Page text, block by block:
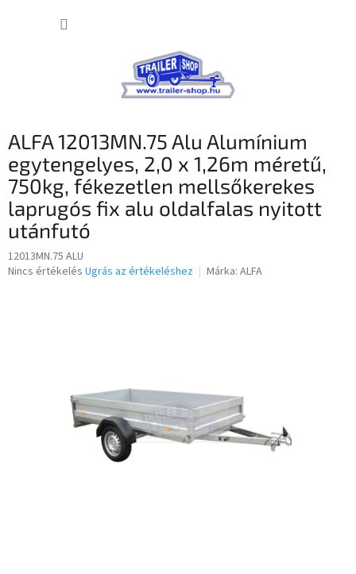
ALFA 12013MN.75 Alu Alumínium
egytengelyes, 2,0 x 1,26m méretű,
750kg, fékezetlen mellsőkerekes
laprugós fix alu oldalfalas nyitott
utánfutó
12013MN.75 ALU
A
Nincs értékelés Ugrás az értékeléshez Márka: ALFA